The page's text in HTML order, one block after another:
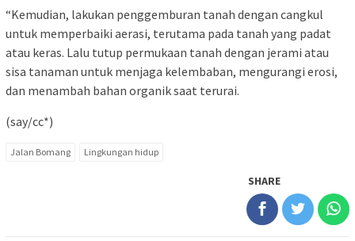
“Kemudian, lakukan penggemburan tanah dengan cangkul
untuk memperbaiki aerasi, terutama pada tanah yang padat
atau keras. Lalu tutup permukaan tanah dengan jerami atau
sisa tanaman untuk menjaga kelembaban, mengurangi erosi,
dan menambah bahan organik saat terurai.
(say/cc*)
Jalan Bomang Lingkungan hidup
SHARE